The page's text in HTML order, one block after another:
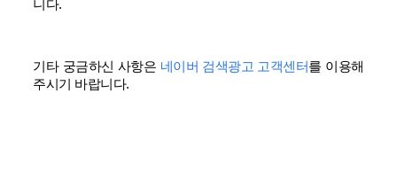
니다.
기타 궁금하신 사항은 네이버 검색광고 고객센터를 이용해
주시기 바랍니다.